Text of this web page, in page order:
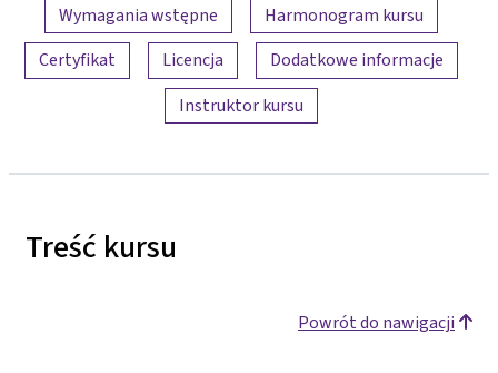
Wymagania wstępne
Harmonogram kursu
Certyfikat
Licencja
Dodatkowe informacje
Instruktor kursu
Treść kursu
Powrót do nawigacji